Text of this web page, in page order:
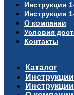
Инструкции
Инструкции
О компании
Условия
Контакты
Каталог